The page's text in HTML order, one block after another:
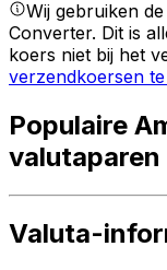
Wij gebruiken
Converter. Dit is
koers niet bij het
verzendkoersen
Populaire
valutaparen
Valuta-